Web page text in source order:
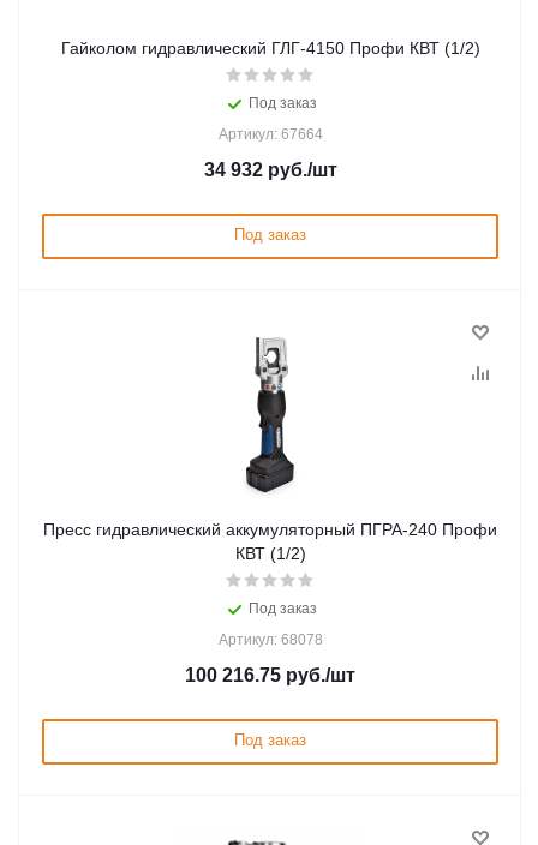
Гайколом гидравлический ГЛГ-4150 Профи КВТ (1/2)
Под заказ
Артикул: 67664
34 932руб./шт
Под заказ
Пресс гидравлический аккумуляторный ПГРА-240 Профи
КВТ (1/2)
Под заказ
Артикул: 68078
100 216.75 руб./шт
Под заказ